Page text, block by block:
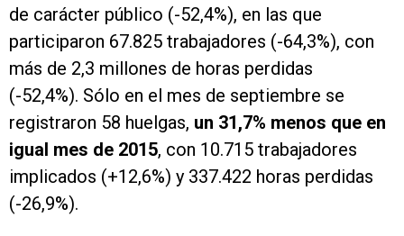
de carácter público (-52,4%), en las que
participaron 67.825 trabajadores (-64,3%), con
más de 2,3 millones de horas perdidas
(-52,4%). Sólo en el mes de septiembre se
registraron 58 huelgas, un 31,7% menos que en
igual mes de 2015, con 10.715 trabajadores
implicados (+12,6%) y 337.422 horas perdidas
(-26,9%).